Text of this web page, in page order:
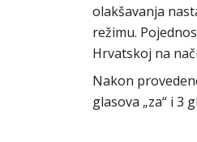
olakšavanja
režimu.
Hrvatskoj na
Nakon
glasova „za“ i 3